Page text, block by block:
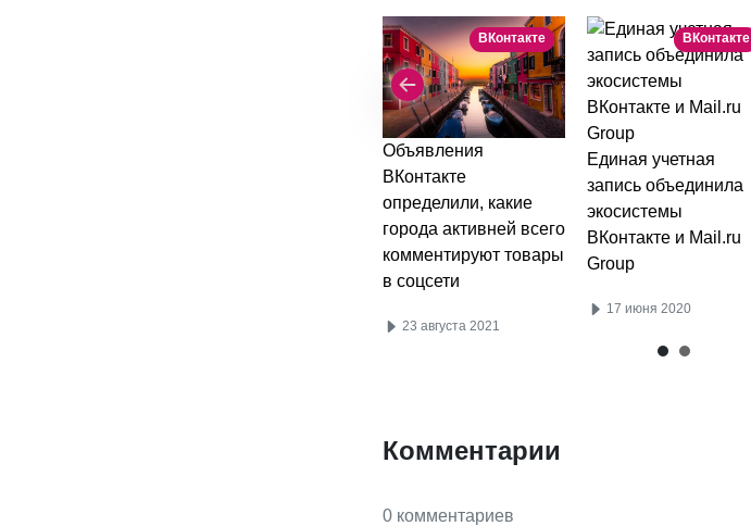
ВКонтакте
Объявления
ВКонтакте
определили, какие
города активней всего
комментируют товары
в соцсети
23 августа 2021
ВКонтакте
Единая учетная
запись объединила
экосистемы
ВКонтакте и Mail.ru
Group
17 июня 2020
Комментарии
0 комментариев